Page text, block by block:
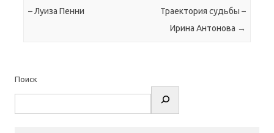
– Луиза Пенни
Траектория судьбы –
Ирина Антонова →
Поиск